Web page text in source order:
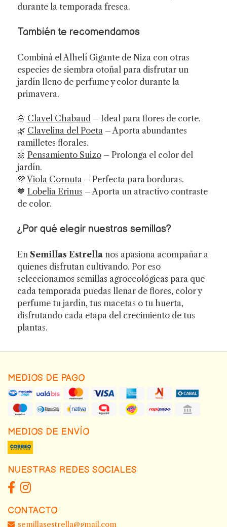
durante la temporada fresca.
También te recomendamos
Combiná el Alhelí Gigante de Niza con otras
especies de siembra otoñal para disfrutar un
jardín lleno de perfume y color durante la
primavera.
🌸 Clavel Chabaud – Ideal para flores de corte.
🌿 Clavelina del Poeta – Aporta abundantes
ramilletes florales.
🌼 Pensamiento Suizo– Prolonga el color del
jardín.
💜Viola Cornuta – Perfecta para borduras.
💙 Lobelia Erinus – Aporta un atractivo contraste
de color.
¿Por qué elegir nuestras semillas?
En Semillas Estrellanos apasiona acompañar a
quienes disfrutan cultivando. Por eso
seleccionamos semillas agroecológicas para que
cada temporada puedas llenar de flores, color y
perfume tu jardín, tus macetas o tu huerta,
disfrutando cada etapa del crecimiento de tus
plantas.
MEDIOS DE PAGO
MEDIOS DE ENVÍO
NUESTRAS REDES SOCIALES
CONTACTO
semillasestrella@gmail.com